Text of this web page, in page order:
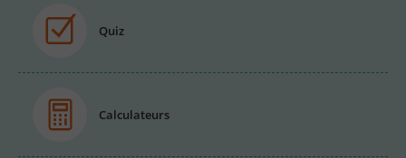
Quiz
Calculateurs